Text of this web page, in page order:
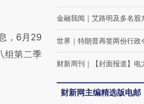
，6月29
组第二季
金融我闻 ｜ 艾路明及多名股
世界 ｜ 特朗普再签两份行政
财新周刊 ｜ 【封面报道】
财新网主编精选版电邮